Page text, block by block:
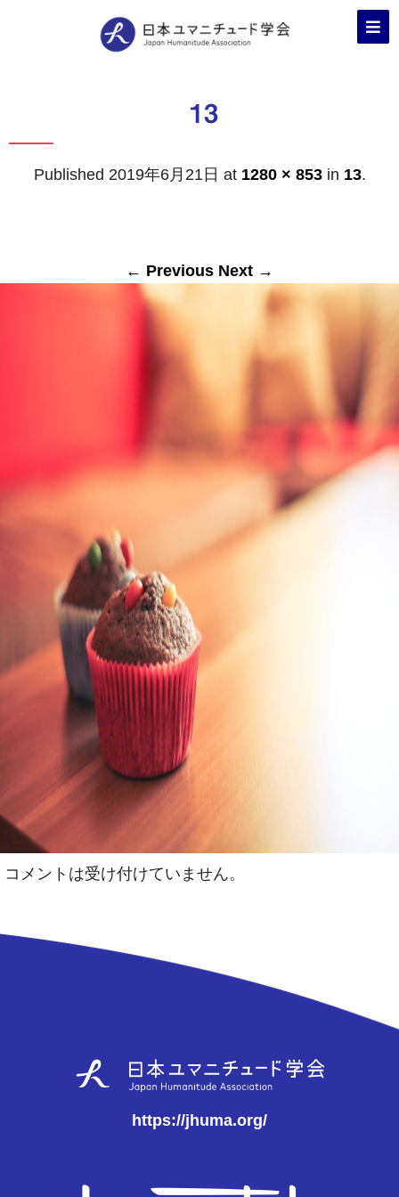
13
Published 2019年6月21日 at 1280 × 853in 13.
← Previous Next →
コメントは受け付けていません。
https://jhuma.org/